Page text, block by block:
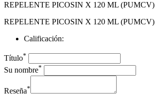
REPELENTE PICOSIN X 120 ML (PUMCV)
REPELENTE PICOSIN X 120 ML (PUMCV)
Calificación:
Título*
Su nombre*
Reseña*